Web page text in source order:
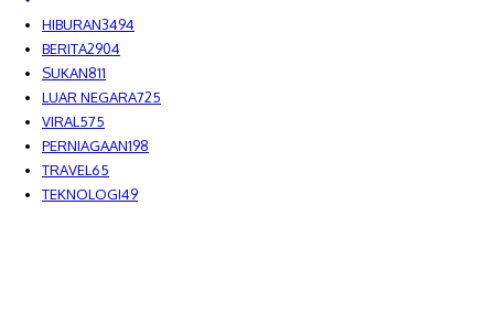
HIBURAN3494
BERITA2904
SUKAN811
LUAR NEGARA725
VIRAL 575
PERNIAGAAN198
TRAVEL 65
TEKNOLOGI49